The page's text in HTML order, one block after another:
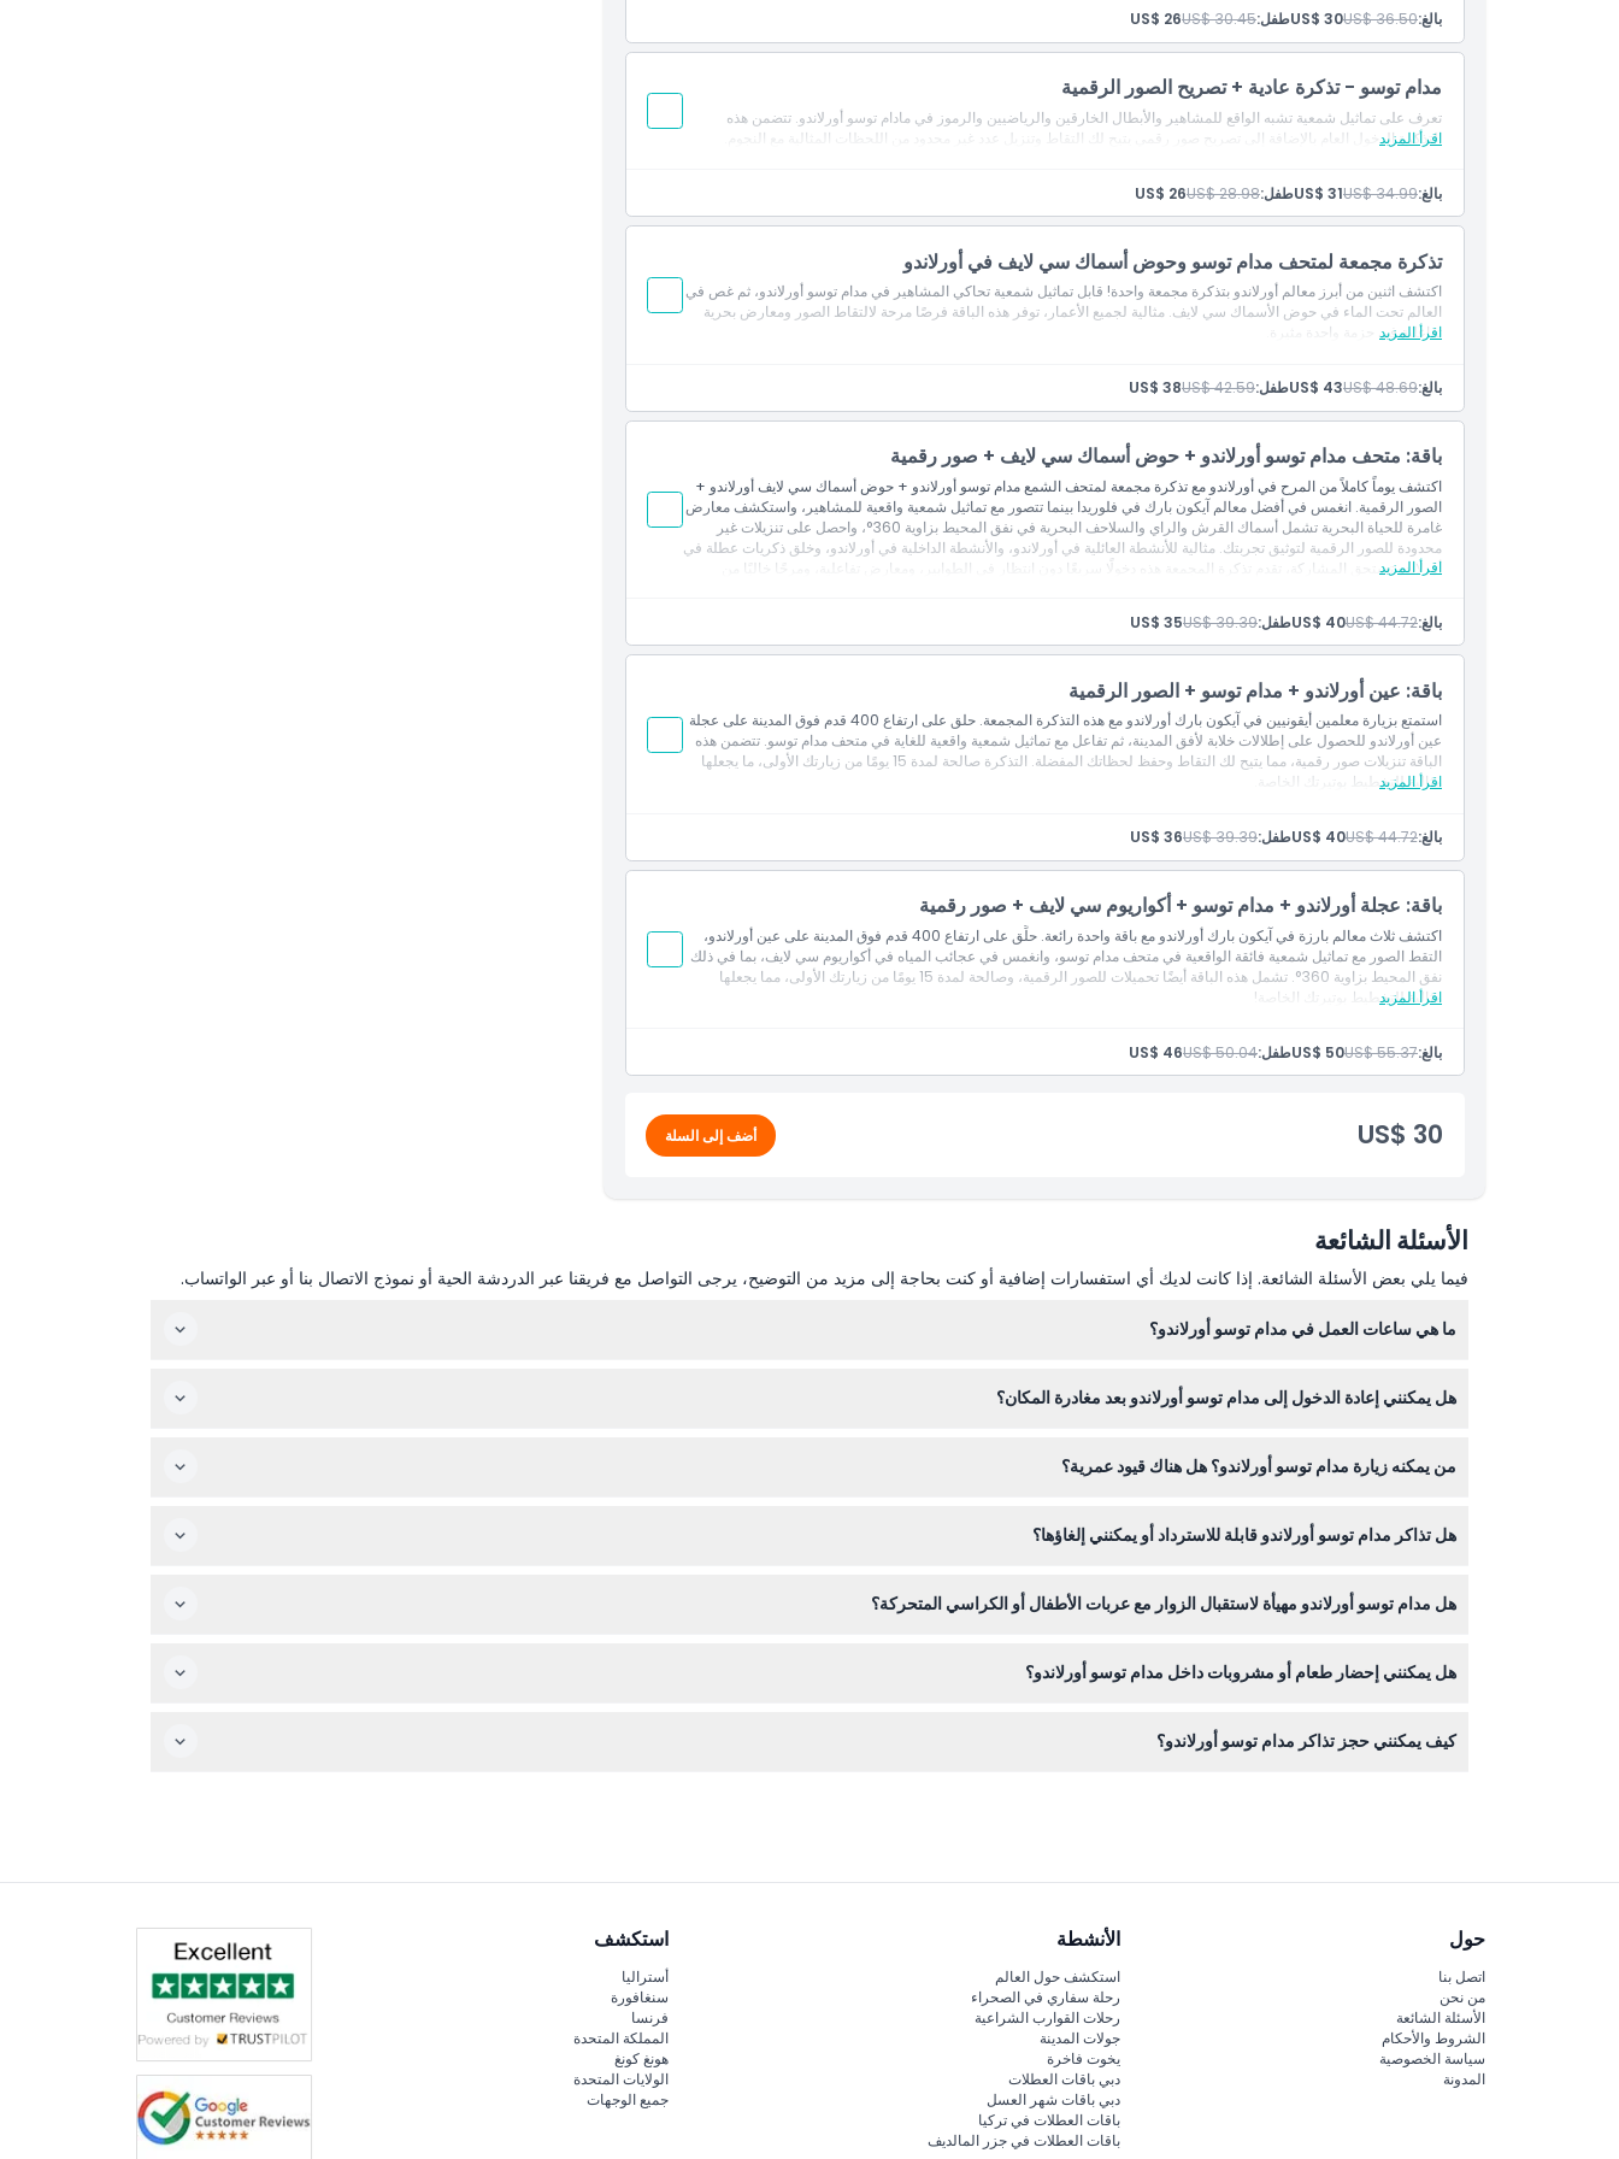
ما يجب معرفته
الموقع
كيفية الاسترداد
سياسة الإلغاء
بالغ:US$ 36.50
US$ 30طفل:US$ 30.45
US$ 26
مدام توسو - تذكرة عادية + تصريح الصور الرقمية
تعرف على تماثيل شمعية تشبه الواقع للمشاهير والأبطال الخارقين والرياضيين والرموز في مادام توسو أورلاندو. تتضمن هذه
التذكرة الدخول العام بالإضافة إلى تصريح صور رقمي يتيح لك التقاط وتنزيل عدد غير محدود من اللحظات المثالية مع النجوم.
اقرأ المزيد
بالغ:US$ 34.99
US$ 31طفل:US$ 28.98
US$ 26
تذكرة مجمعة لمتحف مدام توسو وحوض أسماك سي لايف في أورلاندو
اكتشف اثنين من أبرز معالم أورلاندو بتذكرة مجمعة واحدة! قابل تماثيل شمعية تحاكي المشاهير في مدام توسو أورلاندو، ثم غص في
العالم تحت الماء في حوض الأسماك سي لايف. مثالية لجميع الأعمار، توفر هذه الباقة فرصًا مرحة لالتقاط الصور ومعارض بحرية
تفاعلية في حزمة واحدة مثيرة.
اقرأ المزيد
بالغ:US$ 48.69
US$ 43طفل:US$ 42.59
US$ 38
باقة: متحف مدام توسو أورلاندو + حوض أسماك سي لايف + صور رقمية
اكتشف يوماً كاملاً من المرح في أورلاندو مع تذكرة مجمعة لمتحف الشمع مدام توسو أورلاندو + حوض أسماك سي لايف أورلاندو +
الصور الرقمية. انغمس في أفضل معالم آيكون بارك في فلوريدا بينما تتصور مع تماثيل شمعية واقعية للمشاهير، واستكشف معارض
غامرة للحياة البحرية تشمل أسماك القرش والراي والسلاحف البحرية في نفق المحيط بزاوية 360°، واحصل على تنزيلات غير
محدودة للصور الرقمية لتوثيق تجربتك. مثالية للأنشطة العائلية في أورلاندو، والأنشطة الداخلية في أورلاندو، وخلق ذكريات عطلة في
أورلاندو تستحق المشاركة، تقدم تذكرة المجمعة هذه دخولًا سريعًا دون انتظار في الطوابير، ومعارض تفاعلية، ومرحًا خاليًا من
اقرأ المزيد
بالغ:US$ 44.72
US$ 40طفل:US$ 39.39
US$ 35
باقة: عين أورلاندو + مدام توسو + الصور الرقمية
استمتع بزيارة معلمين أيقونيين في آيكون بارك أورلاندو مع هذه التذكرة المجمعة. حلق على ارتفاع 400 قدم فوق المدينة على عجلة
عين أورلاندو للحصول على إطلالات خلابة لأفق المدينة، ثم تفاعل مع تماثيل شمعية واقعية للغاية في متحف مدام توسو. تتضمن هذه
الباقة تنزيلات صور رقمية، مما يتيح لك التقاط وحفظ لحظاتك المفضلة. التذكرة صالحة لمدة 15 يومًا من زيارتك الأولى، ما يجعلها
مثالية للتخطيط بوتيرتك الخاصة.
اقرأ المزيد
بالغ:US$ 44.72
US$ 40طفل:US$ 39.39
US$ 36
باقة: عجلة أورلاندو + مدام توسو + أكواريوم سي لايف + صور رقمية
اكتشف ثلاث معالم بارزة في آيكون بارك أورلاندو مع باقة واحدة رائعة. حلِّق على ارتفاع 400 قدم فوق المدينة على عين أورلاندو،
التقط الصور مع تماثيل شمعية فائقة الواقعية في متحف مدام توسو، وانغمس في عجائب المياه في أكواريوم سي لايف، بما في ذلك
نفق المحيط بزاوية 360°. تشمل هذه الباقة أيضًا تحميلات للصور الرقمية، وصالحة لمدة 15 يومًا من زيارتك الأولى، مما يجعلها
مثالية للتخطيط بوتيرتك الخاصة!
اقرأ المزيد
بالغ:US$ 55.37
US$ 50طفل:US$ 50.04
US$ 46
US$ 30 أضف إلى السلة
الأسئلة الشائعة
فيما يلي بعض الأسئلة الشائعة. إذا كانت لديك أي استفسارات إضافية أو كنت بحاجة إلى مزيد من التوضيح، يرجى التواصل مع فريقنا عبر الدردشة الحية أو نموذج الاتصال بنا أو عبر الواتساب.
ما هي ساعات العمل في مدام توسو أورلاندو؟
الإغلاق (قد تتغير المواعيد — يرجى التأكد عند الحجز).
هل يمكنني إعادة الدخول إلى مدام توسو أورلاندو بعد مغادرة المكان؟
من يمكنه زيارة مدام توسو أورلاندو؟ هل هناك قيود عمرية؟
هل تذاكر مدام توسو أورلاندو قابلة للاسترداد أو يمكنني إلغاؤها؟
هل مدام توسو أورلاندو مهيأة لاستقبال الزوار مع عربات الأطفال أو الكراسي المتحركة؟
هل يمكنني إحضار طعام أو مشروبات داخل مدام توسو أورلاندو؟
كيف يمكنني حجز تذاكر مدام توسو أورلاندو؟
حول
اتصل بنا
من نحن
الأسئلة الشائعة
الشروط والأحكام
سياسة الخصوصية
المدونة
الأنشطة
استكشف حول العالم
رحلة سفاري في الصحراء
رحلات القوارب الشراعية
جولات المدينة
يخوت فاخرة
دبي باقات العطلات
دبي باقات شهر العسل
باقات العطلات في تركيا
باقات العطلات في جزر المالديف
استكشف
أستراليا
سنغافورة
فرنسا
المملكة المتحدة
هونغ كونغ
الولايات المتحدة
جميع الوجهات